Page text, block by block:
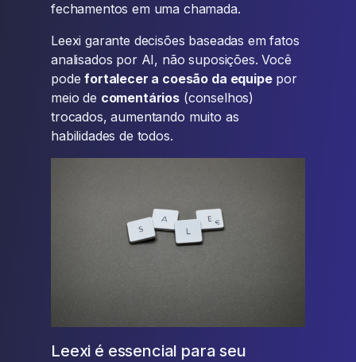
fechamentos em uma chamada.
Leexi garante decisões baseadas em fatos
analisados por AI, não suposições. Você
podefortalecer a coesão da equipepor
meio de comentários(conselhos)
trocados, aumentando muito as
habilidades de todos.
Leexi é essencial para seu